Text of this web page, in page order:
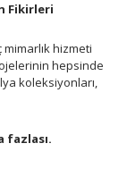
Fikirleri
mimarlık hizmeti
hepsinde
koleksiyonları,
fazlası.